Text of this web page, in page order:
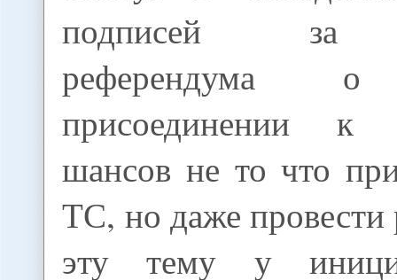
подписей за
референдума о
присоединении
шансов не то что
ТС, но даже
эту тему у